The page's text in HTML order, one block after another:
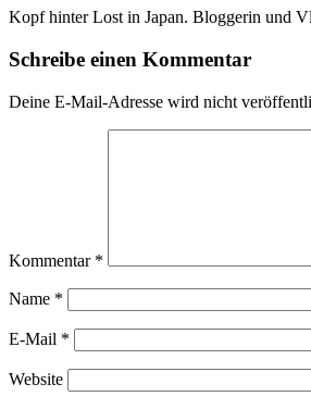
Kopf hinter Lost in Japan. Bloggerin und
Schreibe einen Kommentar
Deine E-Mail-Adresse wird nicht
Kommentar *
Name *
E-Mail *
Website